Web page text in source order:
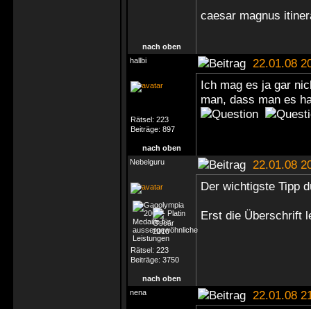
caesar magnus
nach oben
hallbi
22.01.08
Rätsel: 223
Beiträge: 897
Ich mag es ja gar
man, dass man es
nach oben
Nebelguru
22.01.08
Rätsel: 223
Beiträge: 3750
Der wichtigste Tipp
Erst die Überschrift
nach oben
nena
22.01.08